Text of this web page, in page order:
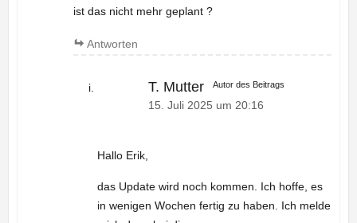
ist das nicht mehr geplant ?
Antworten
T. Mutter Autor des Beitrags
15. Juli 2025 um 20:16
Hallo Erik,
das Update wird noch kommen. Ich hoffe, es
in wenigen Wochen fertig zu haben. Ich melde